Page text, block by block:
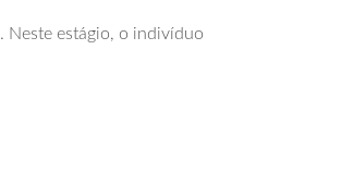
Neste estágio, o indivíduo